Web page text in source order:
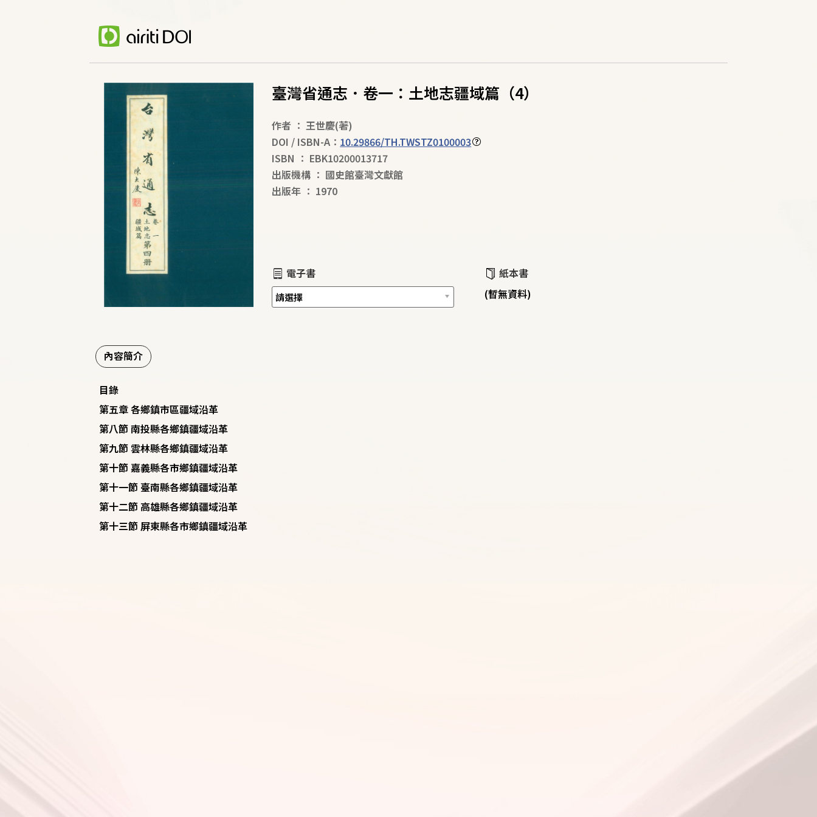
臺灣省通志．卷一：土地志疆域篇（4）
作者 ： 王世慶(著)
DOI / ISBN-A： 10.29866/TH.TWSTZ0100003
ISBN ： EBK10200013717
出版機構 ： 國史館臺灣文獻館
出版年 ： 1970
電子書
紙本書
(暫無資料)
內容簡介
目錄
第五章 各鄉鎮市區疆域沿革
第八節 南投縣各鄉鎮疆域沿革
第九節 雲林縣各鄉鎮疆域沿革
第十節 嘉義縣各市鄉鎮疆域沿革
第十一節 臺南縣各鄉鎮疆域沿革
第十二節 高雄縣各鄉鎮疆域沿革
第十三節 屏東縣各市鄉鎮疆域沿革